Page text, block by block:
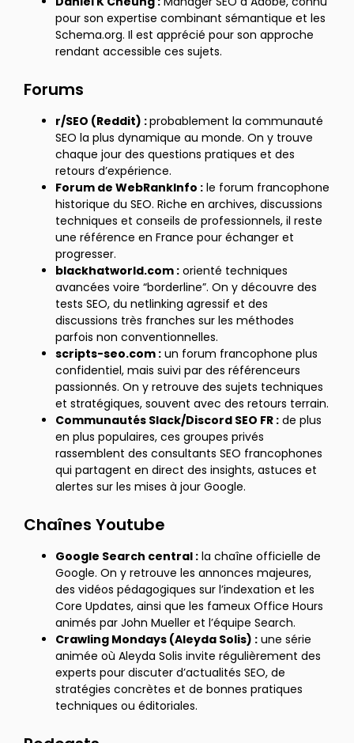
pour son expertise combinant sémantique et les
Schema.org. Il est apprécié pour son approche
rendant accessible ces sujets.
Forums
r/SEO (Reddit) :probablement la communauté
SEO la plus dynamique au monde. On y trouve
chaque jour des questions pratiques et des
retours d’expérience.
Forum de WebRankInfo : le forum francophone
historique du SEO. Riche en archives, discussions
techniques et conseils de professionnels, il reste
une référence en France pour échanger et
progresser.
blackhatworld.com : orienté techniques
avancées voire “borderline”. On y découvre des
tests SEO, du netlinking agressif et des
discussions très franches sur les méthodes
parfois non conventionnelles.
scripts-seo.com : un forum francophone plus
confidentiel, mais suivi par des référenceurs
passionnés. On y retrouve des sujets techniques
et stratégiques, souvent avec des retours terrain.
Communautés Slack/Discord SEO FR : de plus
en plus populaires, ces groupes privés
rassemblent des consultants SEO francophones
qui partagent en direct des insights, astuces et
alertes sur les mises à jour Google.
Chaînes Youtube
Google Search central : la chaîne officielle de
Google. On y retrouve les annonces majeures,
des vidéos pédagogiques sur l’indexation et les
Core Updates, ainsi que les fameux Office Hours
animés par John Mueller et l’équipe Search.
Crawling Mondays (Aleyda Solis) : une série
animée où Aleyda Solis invite régulièrement des
experts pour discuter d’actualités SEO, de
stratégies concrètes et de bonnes pratiques
techniques ou éditoriales.